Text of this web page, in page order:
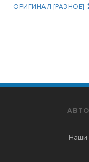
ОРИГИНАЛ [РАЗНОЕ]
Наши